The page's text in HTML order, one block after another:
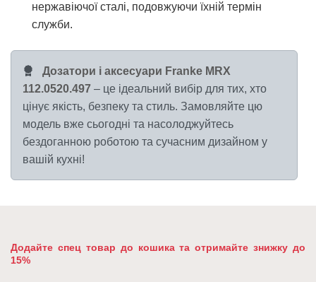
нержавіючої сталі, подовжуючи їхній термін
служби.
Дозатори і аксесуари Franke MRX
112.0520.497 – це ідеальний вибір для тих, хто
цінує якість, безпеку та стиль. Замовляйте цю
модель вже сьогодні та насолоджуйтесь
бездоганною роботою та сучасним дизайном у
вашій кухні!
Додайте спец товар до кошика та отримайте знижку до
15%